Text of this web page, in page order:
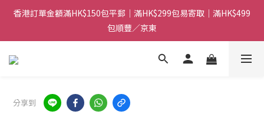
香港訂單金額滿HK$150包平郵｜滿HK$299包易寄取｜滿HK$499
包順豐／京東
香港訂單金額滿HK$150包平郵｜滿HK$299包易寄取｜滿HK$499
包順豐／京東
【網店限定！】指定清貨商品每消費HK$100即享購物金HK$50回
香港訂單金額滿HK$150包平郵｜滿HK$299包易寄取｜滿HK$499
包順豐／京東
分享到